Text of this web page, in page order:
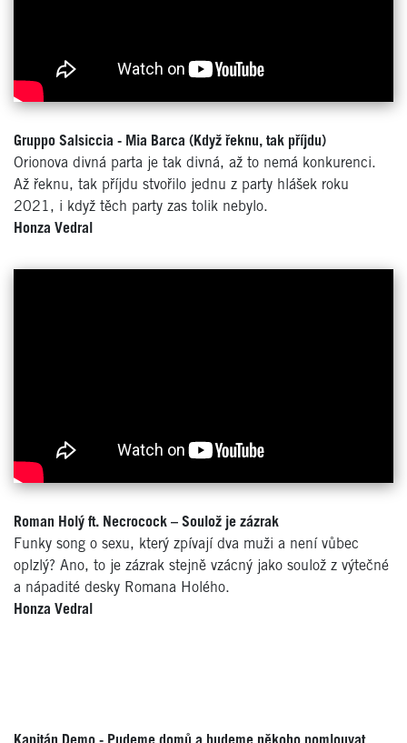
Gruppo Salsiccia - Mia Barca (Když řeknu, tak příjdu)
Orionova divná parta je tak divná, až to nemá konkurenci.
Až řeknu, tak příjdu stvořilo jednu z party hlášek roku
2021, i když těch party zas tolik nebylo.
Honza Vedral
Roman Holý ft. Necrocock – Soulož je zázrak
Funky song o sexu, který zpívají dva muži a není vůbec
oplzlý? Ano, to je zázrak stejně vzácný jako soulož z výtečné
a nápadité desky Romana Holého.
Honza Vedral